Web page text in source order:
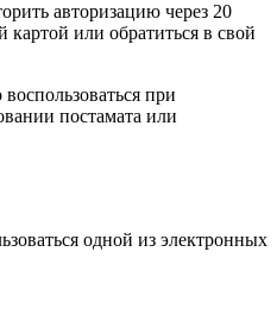
авторизацию через 20
картой или обратиться в свой
при
постамата или
одной из электронных